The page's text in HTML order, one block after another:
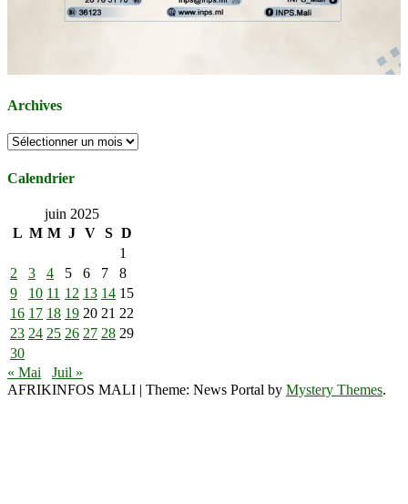
Archives
Archives
Calendrier
juin 2025
L M M J V S D
1
2
3 4 5 6 7
8
9
10 11 12 13 14 15
16 17 18 19 20 21 22
23 24 25 26 27 28 29
30
« Mai
Juil »
AFRIKINFOS MALI | Theme: News Portal by Mystery Themes.